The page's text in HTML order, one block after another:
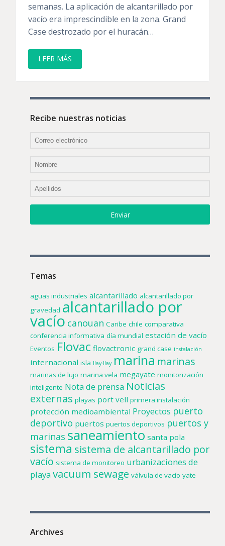
semanas. La aplicación de alcantarillado por
vacío era imprescindible en la zona. Grand
Case destrozado por el huracán…
LEER MÁS
Recibe nuestras noticias
Enviar
Temas
aguas industriales alcantarillado alcantarillado por
gravedad alcantarillado por
vacío canouan Caribe chile comparativa
conferencia informativa día mundial estación de vacío
Eventos Flovac flovactronic grand case instalación
internacional isla llay-llay marina marinas
marinas de lujo marina vela megayate monitorización
inteligente Nota de prensa Noticias
externas playas port vell primera instalación
protección medioambiental Proyectos puerto
deportivo puertos puertos deportivos puertos y
marinas saneamiento santa pola
sistema sistema de alcantarillado por
vacío sistema de monitoreo urbanizaciones de
playavacuum sewage válvula de vacío yate
Archives